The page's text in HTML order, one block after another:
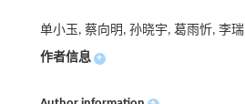
单小玉, 蔡向明, 孙晓宇, 葛雨忻, 李瑞
作者信息 +